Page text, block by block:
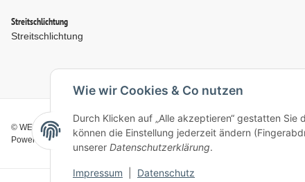
Wie wir Cookies & Co nutzen
Durch Klicken auf „Alle akzeptieren“ gestatten
können die Einstellung jederzeit ändern
unserer Datenschutzerklärung.
Impressum Datenschutz
Streitschlichtung
Streitschlichtung
© WECS.EU - 2026
Powered by